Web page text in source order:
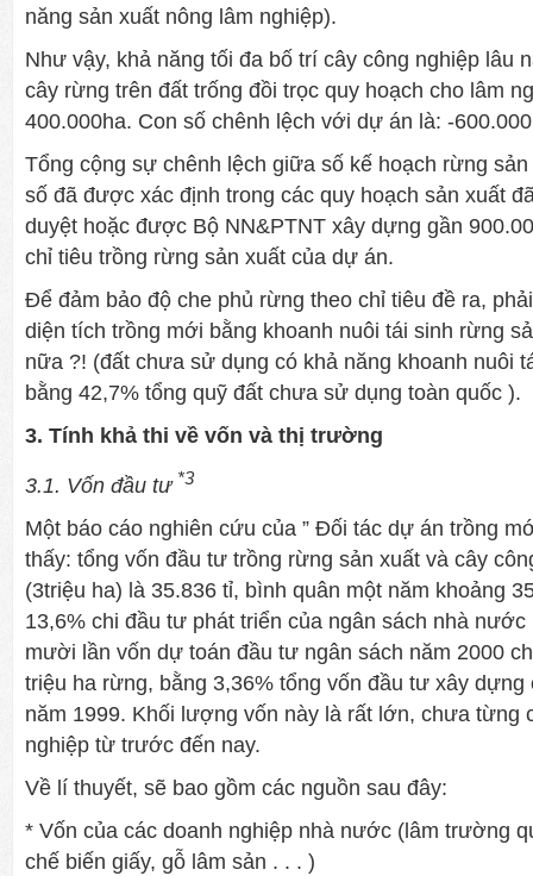
năng sản xuất nông lâm nghiệp).
Như vậy, khả năng tối đa bố trí cây công nghiệp lâu
cây rừng trên đất trống đồi trọc quy hoạch cho lâm
400.000ha. Con số chênh lệch với dự án là: -
Tổng cộng sự chênh lệch giữa số kế hoạch rừng
số đã được xác định trong các quy hoạch sản xuất
duyệt hoặc được Bộ NN&PTNT xây dựng gần
chỉ tiêu trồng rừng sản xuất của dự án.
Để đảm bảo độ che phủ rừng theo chỉ tiêu đề ra,
diện tích trồng mới bằng khoanh nuôi tái sinh rừng
nữa ?! (đất chưa sử dụng có khả năng khoanh nuôi
bằng 42,7% tổng quỹ đất chưa sử dụng toàn quốc ).
3. Tính khả thi về vốn và thị trường
3.1. Vốn đầu tư *3
Một báo cáo nghiên cứu của ” Đối tác dự án trồng
thấy: tổng vốn đầu tư trồng rừng sản xuất và cây
(3triệu ha) là 35.836 tỉ, bình quân một năm khoảng
13,6% chi đầu tư phát triển của ngân sách nhà
mười lần vốn dự toán đầu tư ngân sách năm 2000
triệu ha rừng, bằng 3,36% tổng vốn đầu tư xây dựng
năm 1999. Khối lượng vốn này là rất lớn, chưa từng
nghiệp từ trước đến nay.
Về lí thuyết, sẽ bao gồm các nguồn sau đây:
* Vốn của các doanh nghiệp nhà nước (lâm trường
chế biến giấy, gỗ lâm sản . . . )